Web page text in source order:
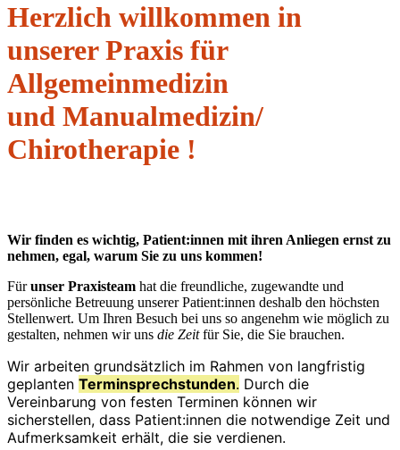
Herzlich willkommen in
unserer Praxis für
Allgemeinmedizin
und Manualmedizin/
Chirotherapie !
Wir finden es wichtig, Patient:innen mit ihren Anliegen ernst zu
nehmen, egal, warum Sie zu uns kommen!
Fürunser Praxisteam hat die freundliche, zugewandte und
persönliche Betreuung unserer Patient:innen deshalb den höchsten
Stellenwert. Um Ihren Besuch bei uns so angenehm wie möglich zu
gestalten, nehmen wir uns die Zeitfür Sie, die Sie brauchen.
Wir arbeiten grundsätzlich im Rahmen von langfristig
geplanten Terminsprechstunden. Durch die
Vereinbarung von festen Terminen können wir
sicherstellen, dass Patient:innen die notwendige Zeit und
Aufmerksamkeit erhält, die sie verdienen.